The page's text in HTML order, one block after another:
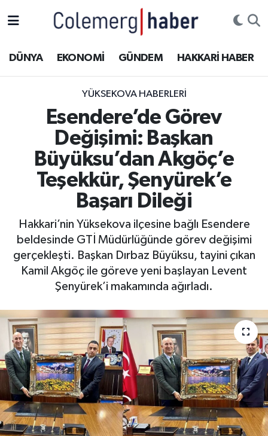
DÜNYA EKONOMİ GÜNDEM HAKKARİ HABER
YÜKSEKOVA HABERLERI
Esendere’de Görev
Değişimi: Başkan
Büyüksu’dan Akgöç’e
Teşekkür, Şenyürek’e
Başarı Dileği
Hakkari’nin Yüksekova ilçesine bağlı Esendere
beldesinde GTİ Müdürlüğünde görev değişimi
gerçekleşti. Başkan Dırbaz Büyüksu, tayini çıkan
Kamil Akgöç ile göreve yeni başlayan Levent
Şenyürek’i makamında ağırladı.
ASAYİŞ
DOĞA
DÜNYA
EKONOMİ
GÜNDEM
Hakkari Haber
İLGİNÇ HABERLER
KADIN
KÜLTÜR SANAT
MAGAZİN
Hakkâri Hava Durumu
Hakkâri Trafik Yoğunluk Haritası
Süper Lig Puan Durumu ve Fikstür
Tüm Manşetler
Son Dakika Haberleri
Haber Arşivi